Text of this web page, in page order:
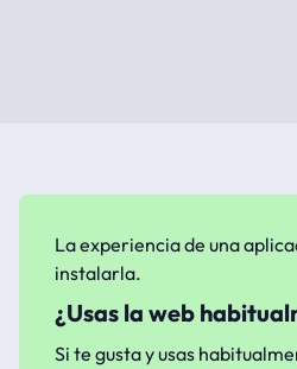
La experiencia de una
instalarla.
¿Usas la web
Si te gusta y usas